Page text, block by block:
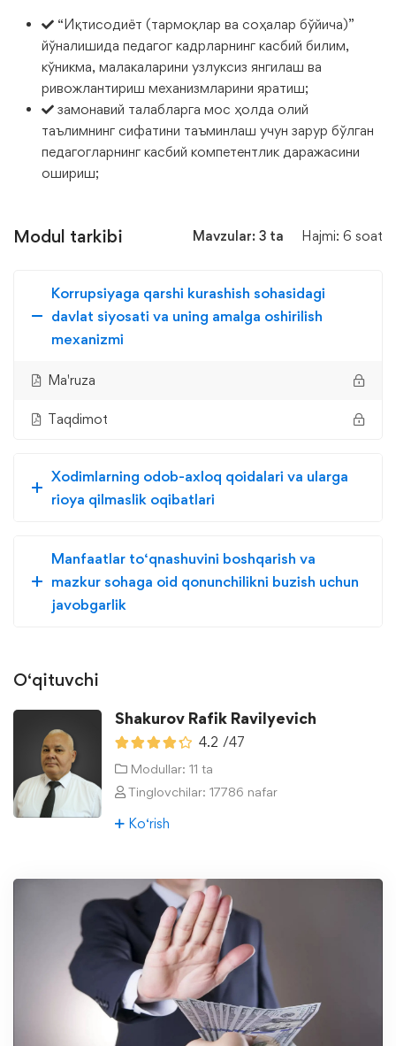
“Иқтисодиёт (тармоқлар ва соҳалар бўйича)”
йўналишида педагог кадрларнинг касбий билим,
кўникма, малакаларини узлуксиз янгилаш ва
ривожлантириш механизмларини яратиш;
замонавий талабларга мос ҳолда олий
таълимнинг сифатини таъминлаш учун зарур бўлган
педагогларнинг касбий компетентлик даражасини
ошириш;
Modul tarkibi Mavzular: 3 ta Hajmi: 6 soat
Korrupsiyaga qarshi kurashish sohasidagi
davlat siyosati va uning amalga oshirilish
mexanizmi
Ma'ruza
Taqdimot
Xodimlarning odob-axloq qoidalari va ularga
rioya qilmaslik oqibatlari
Manfaatlar to‘qnashuvini boshqarish va
mazkur sohaga oid qonunchilikni buzish uchun
javobgarlik
O‘qituvchi
Shakurov Rafik Ravilyevich
4.2 /47
Modullar: 11 ta
Tinglovchilar: 17786 nafar
Ko‘rish